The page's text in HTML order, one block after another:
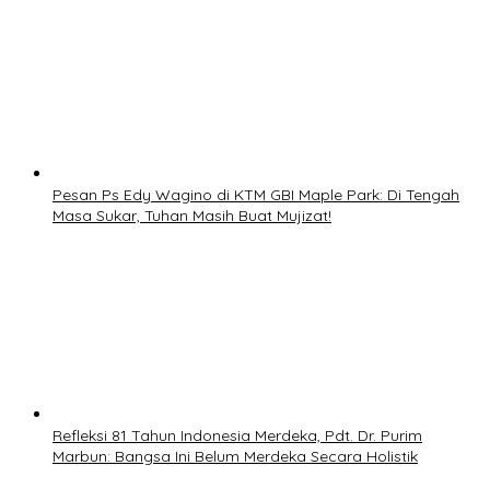
Pesan Ps Edy Wagino di KTM GBI Maple Park: Di Tengah
Masa Sukar, Tuhan Masih Buat Mujizat!
Refleksi 81 Tahun Indonesia Merdeka, Pdt. Dr. Purim
Marbun: Bangsa Ini Belum Merdeka Secara Holistik